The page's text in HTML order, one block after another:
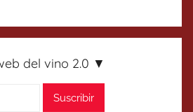
del vino 2.0 ▼